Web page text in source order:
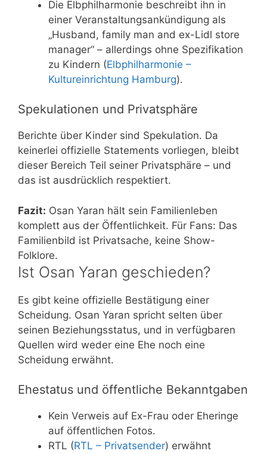
Die Elbphilharmonie beschreibt ihn in
einer Veranstaltungsankündigung als
„Husband, family man and ex-Lidl store
manager“ – allerdings ohne Spezifikation
zu Kindern (Elbphilharmonie –
Kultureinrichtung Hamburg).
Spekulationen und Privatsphäre
Berichte über Kinder sind Spekulation. Da
keinerlei offizielle Statements vorliegen, bleibt
dieser Bereich Teil seiner Privatsphäre – und
das ist ausdrücklich respektiert.
Fazit: Osan Yaran hält sein Familienleben
komplett aus der Öffentlichkeit. Für Fans: Das
Familienbild ist Privatsache, keine Show-
Folklore.
Ist Osan Yaran geschieden?
Es gibt keine offizielle Bestätigung einer
Scheidung. Osan Yaran spricht selten über
seinen Beziehungsstatus, und in verfügbaren
Quellen wird weder eine Ehe noch eine
Scheidung erwähnt.
Ehestatus und öffentliche Bekanntgaben
Kein Verweis auf Ex-Frau oder Eheringe
auf öffentlichen Fotos.
RTL (RTL – Privatsender) erwähnt